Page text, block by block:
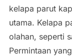
kelapa parut
utama. Kelapa
olahan, seperti
Permintaan